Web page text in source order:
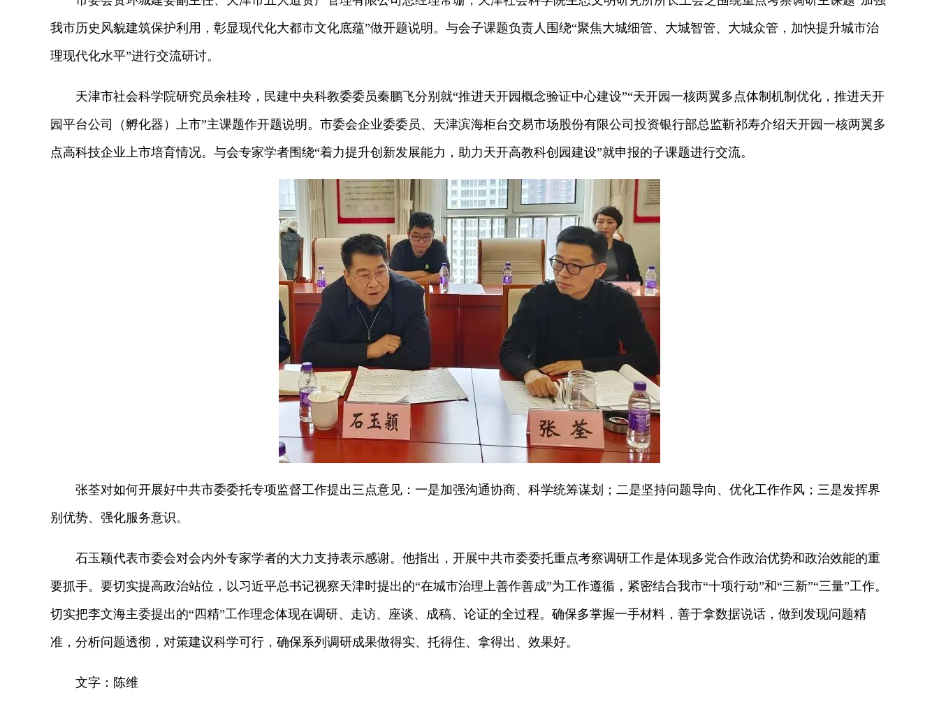
我市历史风貌建筑保护利用，彰显现代化大都市文化底蕴”做开题说明。与会子课题负责人围绕“聚焦大城细管、大城智管、大城众管，加快提升城市治
理现代化水平”进行交流研讨。
天津市社会科学院研究员余桂玲，民建中央科教委委员秦鹏飞分别就“推进天开园概念验证中心建设”“天开园一核两翼多点体制机制优化，推进天开
园平台公司（孵化器）上市”主课题作开题说明。市委会企业委委员、天津滨海柜台交易市场股份有限公司投资银行部总监靳祁寿介绍天开园一核两翼多
点高科技企业上市培育情况。与会专家学者围绕“着力提升创新发展能力，助力天开高教科创园建设”就申报的子课题进行交流。
张荃对如何开展好中共市委委托专项监督工作提出三点意见：一是加强沟通协商、科学统筹谋划；二是坚持问题导向、优化工作作风；三是发挥界
别优势、强化服务意识。
石玉颖代表市委会对会内外专家学者的大力支持表示感谢。他指出，开展中共市委委托重点考察调研工作是体现多党合作政治优势和政治效能的重
要抓手。要切实提高政治站位，以习近平总书记视察天津时提出的“在城市治理上善作善成”为工作遵循，紧密结合我市“十项行动”和“三新”“三量”工作。
切实把李文海主委提出的“四精”工作理念体现在调研、走访、座谈、成稿、论证的全过程。确保多掌握一手材料，善于拿数据说话，做到发现问题精
准，分析问题透彻，对策建议科学可行，确保系列调研成果做得实、托得住、拿得出、效果好。
文字：陈维